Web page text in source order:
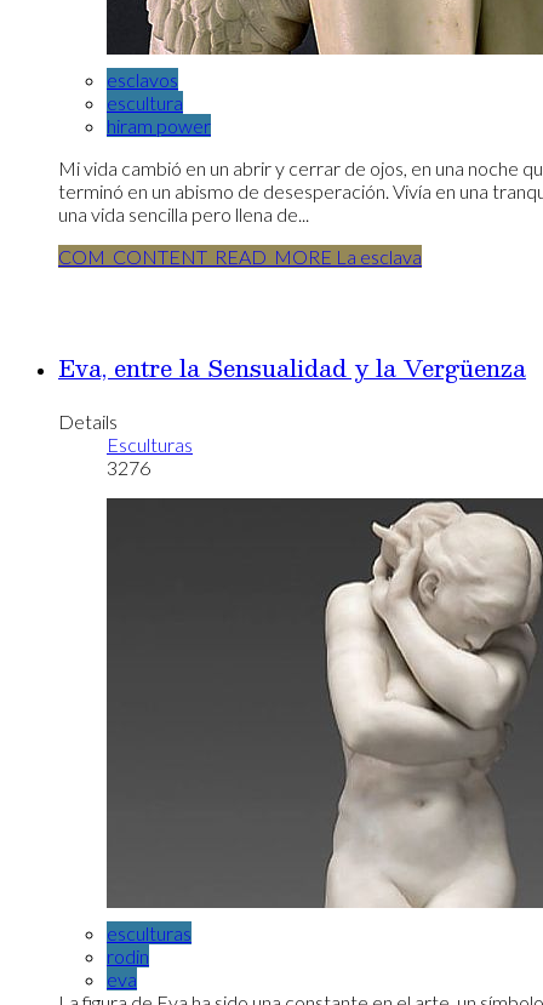
esclavos
escultura
hiram power
Mi vida cambió en un abrir y cerrar de ojos, en una noche
terminó en un abismo de desesperación. Vivía en una
una vida sencilla pero llena de...
COM_CONTENT_READ_MORE La esclava
Eva, entre la Sensualidad y la Vergüenza
Details
Esculturas
3276
esculturas
rodin
eva